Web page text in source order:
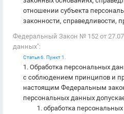
отношении субъекта
законности, справедливости,
Федеральный Закон № 152 от
данных":
Статья 6. Пункт 1.
1. Обработка персональных
с соблюдением принципов и
настоящим Федеральным
персональных данных
обработка